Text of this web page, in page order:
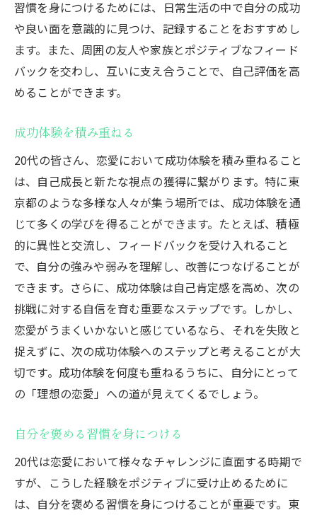
習慣を身につけるためには、日常生活の中で自分の成功
や良い面を意識的に見つけ、記録することをおすすめし
ます。また、周囲の友人や家族とポジティブなフィード
バックを交わし、互いに支え合うことで、自己評価を高
めることができます。
成功体験を積み重ねる
20代の皆さん、恋愛において成功体験を積み重ねること
は、自己成長と新たな視点の獲得に繋がります。特に東
京都のような多様な人々が集う場所では、成功体験を通
じて多くの学びを得ることができます。たとえば、積極
的に異性と交流し、フィードバックを受け入れること
で、自分の強みや弱みを理解し、改善につなげることが
できます。さらに、成功体験は自己肯定感を高め、次の
挑戦に対する自信を育む重要なステップです。しかし、
恋愛がうまくいかないと感じているなら、それを失敗と
捉えずに、次の成功体験へのステップと考えることが大
切です。成功体験を何度も重ねるうちに、自分にとって
の「理想の恋愛」への道が見えてくるでしょう。
自分を褒める習慣を身につける
20代は恋愛において様々なチャレンジに直面する時期で
すが、こうした経験をポジティブに受け止めるために
は、自分を褒める習慣を身につけることが重要です。東